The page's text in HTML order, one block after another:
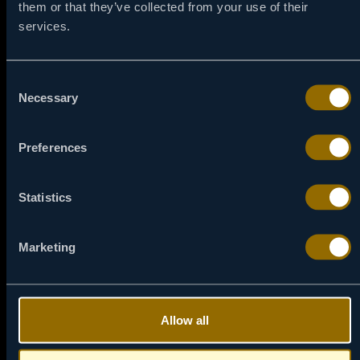
them or that they’ve collected from your use of their
services.
Selection
Necessary
Preferences
Statistics
Marketing
Allow all
SURORI BUNE ȘI NEBUNE